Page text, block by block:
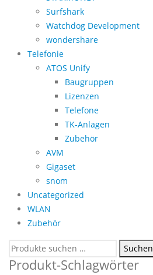
Surfshark
Watchdog Development
wondershare
Telefonie
ATOS Unify
Baugruppen
Lizenzen
Telefone
TK-Anlagen
Zubehör
AVM
Gigaset
snom
Uncategorized
WLAN
Zubehör
Suchen
nach:
Suchen
Produkt-Schlagwörter